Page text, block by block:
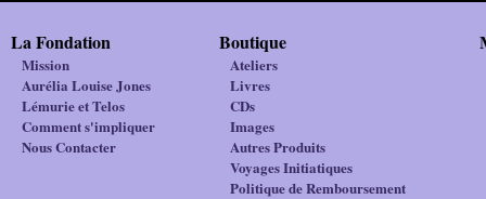
La Fondation
Mission
Aurélia Louise Jones
Lémurie et Telos
Comment s'impliquer
Nous Contacter
Boutique
Ateliers
Livres
CDs
Images
Autres Produits
Voyages Initiatiques
Politique de Remboursement